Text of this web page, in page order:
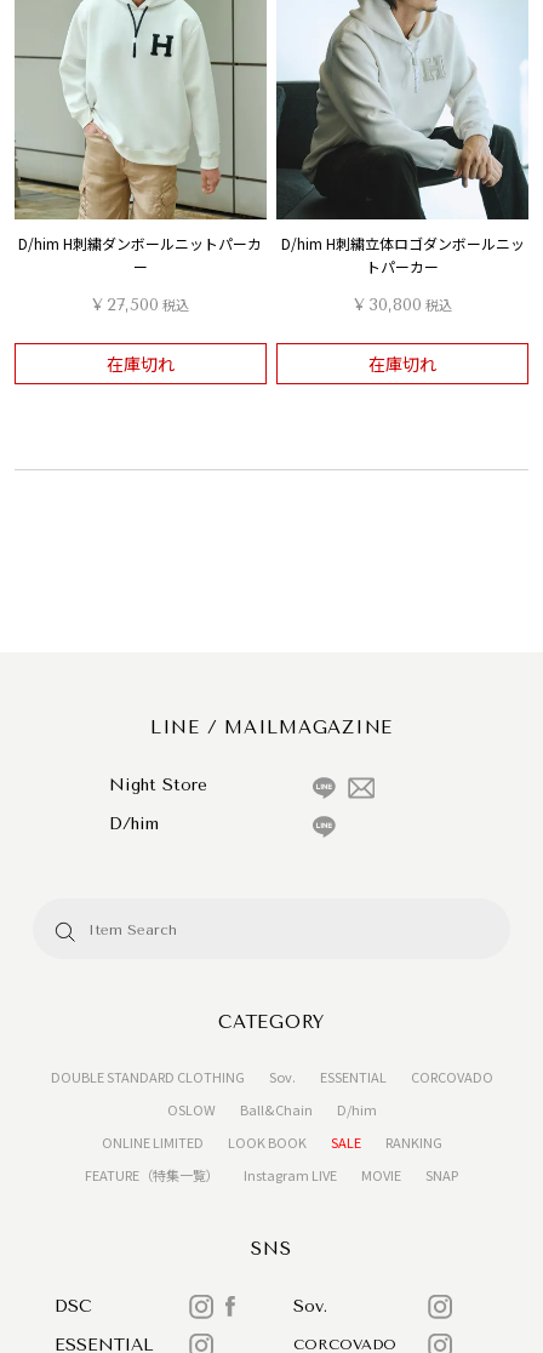
D/him H刺繍ダンボールニットパーカ
ー
¥ 27,500 税込
在庫切れ
D/him H刺繍立体ロゴダンボールニッ
トパーカー
¥ 30,800 税込
在庫切れ
LINE / MAILMAGAZINE
Night Store
D/him
CATEGORY
DOUBLE STANDARD CLOTHING Sov. ESSENTIAL
CORCOVADO
OSLOW
Ball&Chain
D/him
ONLINE LIMITED
LOOK BOOK SALE
RANKING
FEATURE（特集一覧）
Instagram LIVE MOVIE SNAP
SNS
DSC
Sov.
ESSENTIAL
CORCOVADO